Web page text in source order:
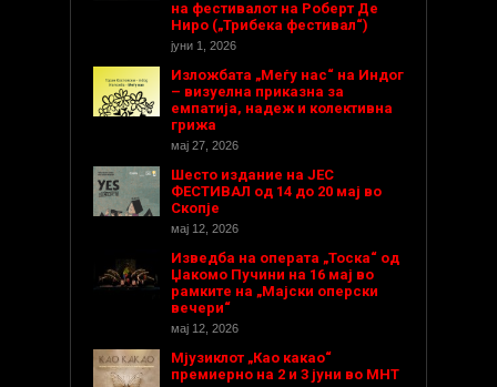
на фестивалот на Роберт Де
Ниро („Трибека фестивал“)
јуни 1, 2026
Изложбата „Меѓу нас“ на Индог
– визуелна приказна за
емпатија, надеж и колективна
грижа
мај 27, 2026
Шесто издание на ЈЕС
ФЕСТИВАЛ од 14 до 20 мај во
Скопје
мај 12, 2026
Изведба на операта „Тоска“ од
Џакомо Пучини на 16 мај во
рамките на „Мајски оперски
вечери“
мај 12, 2026
Мјузиклот „Као какао“
премиерно на 2 и 3 јуни во МНТ